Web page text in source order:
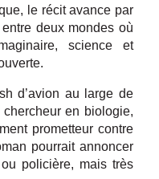
le récit avance par
deux mondes où
science et
d’avion au large de
en biologie,
prometteur contre
pourrait annoncer
policière, mais très